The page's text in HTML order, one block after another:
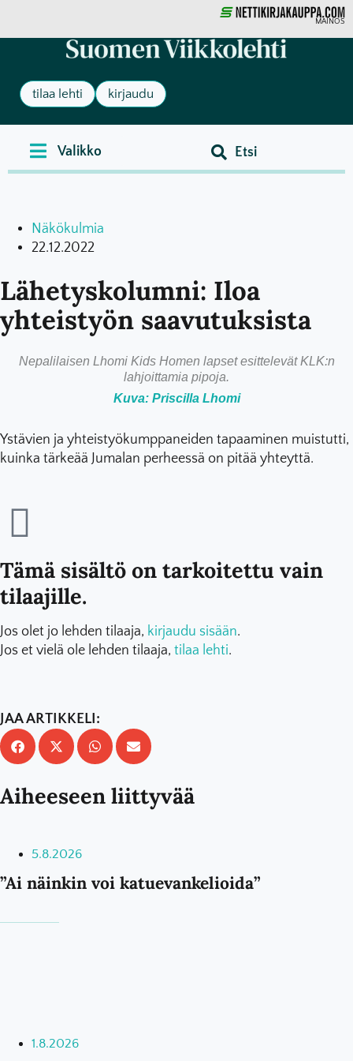
MAINOS
tilaa lehti kirjaudu
Näkökulmia
22.12.2022
Lähetyskolumni: Iloa
yhteistyön saavutuksista
Nepalilaisen Lhomi Kids Homen lapset esittelevät KLK:n
lahjoittamia pipoja.
Kuva: Priscilla Lhomi
Ystävien ja yhteistyökumppaneiden tapaaminen muistutti,
kuinka tärkeää Jumalan perheessä on pitää yhteyttä.
Tämä sisältö on tarkoitettu vain
tilaajille.
Jos olet jo lehden tilaaja, kirjaudu sisään.
Jos et vielä ole lehden tilaaja, tilaa lehti.
JAA ARTIKKELI:
Aiheeseen liittyvää
5.8.2026
”Ai näinkin voi katuevankelioida”
1.8.2026